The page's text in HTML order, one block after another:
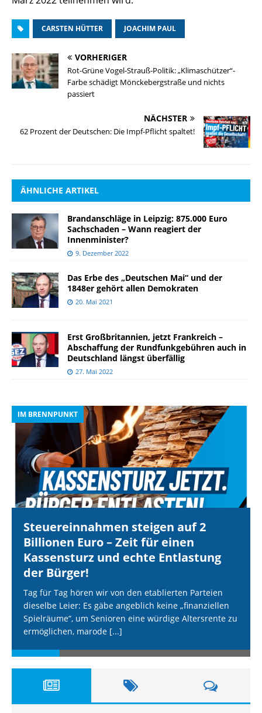
CARSTEN HÜTTER JOACHIM PAUL
VORHERIGER
Rot-Grüne Vogel-Strauß-Politik: „Klimaschützer“-
Farbe schädigt Mönckebergstraße und nichts
passiert
NÄCHSTER
62 Prozent der Deutschen: Die Impf-Pflicht spaltet!
ÄHNLICHE ARTIKEL
Brandanschläge in Leipzig: 875.000 Euro
Sachschaden – Wann reagiert der
Innenminister?
9. Dezember 2022
Das Erbe des „Deutschen Mai“ und der
1848er gehört allen Demokraten
20. Mai 2021
Erst Großbritannien, jetzt Frankreich –
Abschaffung der Rundfunkgebühren auch in
Deutschland längst überfällig
27. Mai 2022
IM BRENNPUNKT
Steuereinnahmen steigen auf 2
Billionen Euro – Zeit für einen
Kassensturz und echte Entlastung
der Bürger!
Tag für Tag hören wir von den etablierten Parteien
dieselbe Leier: Es gäbe angeblich keine „finanziellen
Spielräume“, um Senioren eine würdige Altersrente zu
ermöglichen, marode [...]